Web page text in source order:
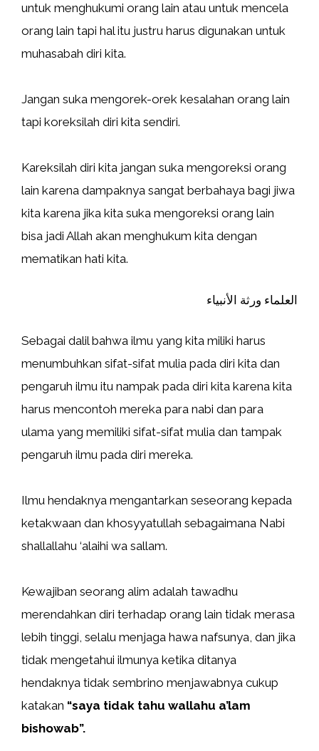
untuk menghukumi orang lain atau untuk mencela
orang lain tapi hal itu justru harus digunakan untuk
muhasabah diri kita.
Jangan suka mengorek-orek kesalahan orang lain
tapi koreksilah diri kita sendiri.
Kareksilah diri kita jangan suka mengoreksi orang
lain karena dampaknya sangat berbahaya bagi jiwa
kita karena jika kita suka mengoreksi orang lain
bisa jadi Allah akan menghukum kita dengan
mematikan hati kita.
العلماء ورثة الأنبياء
Sebagai dalil bahwa ilmu yang kita miliki harus
menumbuhkan sifat-sifat mulia pada diri kita dan
pengaruh ilmu itu nampak pada diri kita karena kita
harus mencontoh mereka para nabi dan para
ulama yang memiliki sifat-sifat mulia dan tampak
pengaruh ilmu pada diri mereka.
Ilmu hendaknya mengantarkan seseorang kepada
ketakwaan dan khosyyatullah sebagaimana Nabi
shallallahu ‘alaihi wa sallam.
Kewajiban seorang alim adalah tawadhu
merendahkan diri terhadap orang lain tidak merasa
lebih tinggi, selalu menjaga hawa nafsunya, dan jika
tidak mengetahui ilmunya ketika ditanya
hendaknya tidak sembrino menjawabnya cukup
katakan “saya tidak tahu wallahu a’lam
bishowab”.